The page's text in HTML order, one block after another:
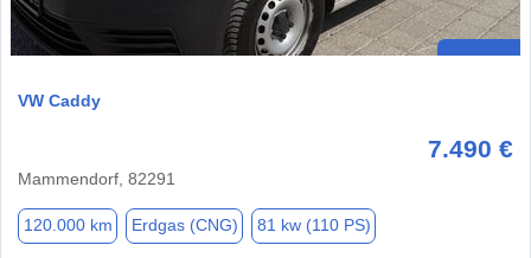
VW Caddy
7.490 €
Mammendorf, 82291
120.000 km Erdgas (CNG) 81 kw (110 PS)